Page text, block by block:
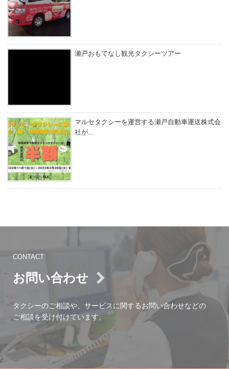
瀬戸おもてなし観光タクシーツアー
マルセタクシーを運営する瀬戸自動車運送株式会
社が...
CONTACT
お問い合わせ
タクシーのご相談や、サービスに関するお問い合わせなどの
ご相談を受け付けています。